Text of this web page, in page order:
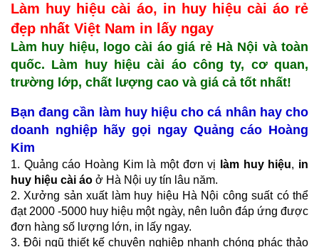
Làm huy hiệu cài áo, in huy hiệu cài áo rẻ
đẹp nhất Việt Nam in lấy ngay
Làm huy hiệu, logo cài áo giá rẻ Hà Nội và toàn
quốc. Làm huy hiệu cài áo công ty, cơ quan,
trường lớp, chất lượng cao và giá cả tốt nhất!
Bạn đang cần làm huy hiệu cho cá nhân hay cho
doanh nghiệp hãy gọi ngay Quảng cáo Hoàng
Kim
1. Quảng cáo Hoàng Kim là một đơn vị làm huy hiệu, in
huy hiệu cài áo ở Hà Nội uy tín lâu năm.
2. Xưởng sản xuất làm huy hiệu Hà Nội công suất có thể
đạt 2000 -5000 huy hiệu một ngày, nên luôn đáp ứng được
đơn hàng số lượng lớn, in lấy ngay.
3. Đội ngũ thiết kế chuyên nghiệp nhanh chóng phác thảo